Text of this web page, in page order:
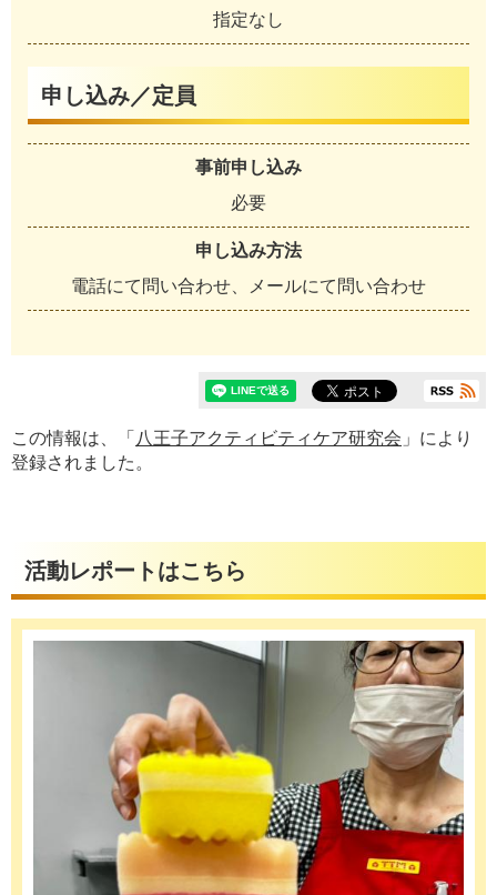
指定なし
申し込み／定員
事前申し込み
必要
申し込み方法
電話にて問い合わせ、メールにて問い合わせ
この情報は、「 八王子アクティビティケア研究会 」により
登録されました。
活動レポートはこちら